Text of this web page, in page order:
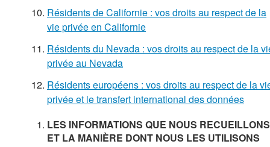
Résidents de Californie : vos droits au respect de la
vie privée en Californie
Résidents du Nevada : vos droits au respect de la
privée au Nevada
Résidents européens : vos droits au respect de la
privée et le transfert international des données
LES INFORMATIONS QUE NOUS RECUEILLONS
ET LA MANIÈRE DONT NOUS LES UTILISONS